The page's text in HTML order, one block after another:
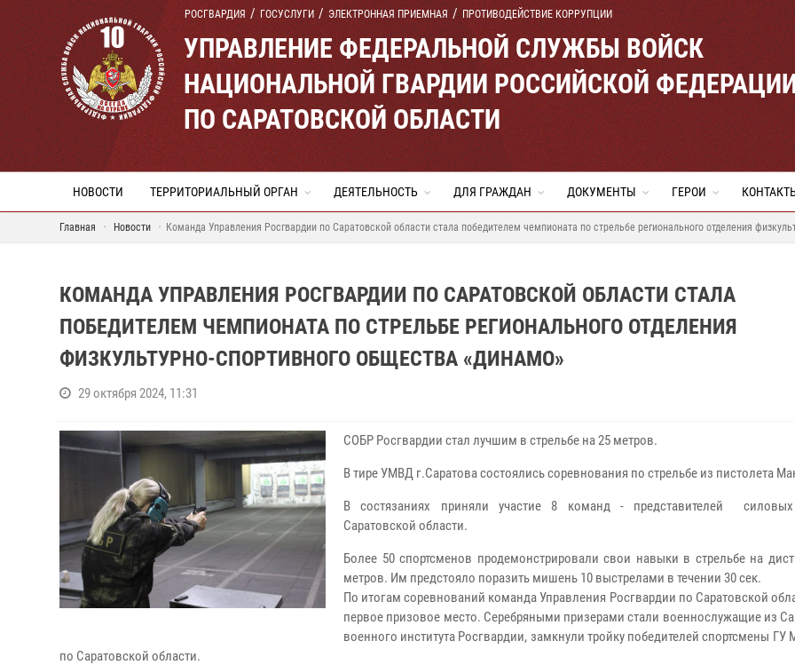
РОСГВАРДИЯ ГОСУСЛУГИ ЭЛЕКТРОННАЯ ПРИЕМНАЯ ПРОТИВОДЕЙСТВИЕ КОРРУПЦИИ
УПРАВЛЕНИЕ ФЕДЕРАЛЬНОЙ СЛУЖБЫ ВОЙСК
НАЦИОНАЛЬНОЙ ГВАРДИИ РОССИЙСКОЙ
ПО САРАТОВСКОЙ ОБЛАСТИ
НОВОСТИ ТЕРРИТОРИАЛЬНЫЙ ОРГАН ДЕЯТЕЛЬНОСТЬ ДЛЯ ГРАЖДАН ДОКУМЕНТЫ ГЕРОИ
Главная Новости Команда Управления Росгвардии по Саратовской области стала победителем чемпионата по стрельбе регионального отделения
КОМАНДА УПРАВЛЕНИЯ РОСГВАРДИИ ПО САРАТОВСКОЙ ОБЛАСТИ СТАЛА
ПОБЕДИТЕЛЕМ ЧЕМПИОНАТА ПО СТРЕЛЬБЕ РЕГИОНАЛЬНОГО ОТДЕЛЕНИЯ
ФИЗКУЛЬТУРНО-СПОРТИВНОГО ОБЩЕСТВА «ДИНАМО»
29 октября 2024, 11:31
СОБР Росгвардии стал лучшим в стрельбе на 25 метров.
В тире УМВД г.Саратова состоялись соревнования по стрельбе из пистолета
В состязаниях приняли участие 8 команд - представителей
Саратовской области.
Более 50 спортсменов продемонстрировали свои навыки в стрельбе на
метров. Им предстояло поразить мишень 10 выстрелами в течении 30 сек.
По итогам соревнований команда Управления Росгвардии по Саратовской
первое призовое место. Серебряными призерами стали военнослужащие из
военного института Росгвардии, замкнули тройку победителей спортсмены
по Саратовской области.